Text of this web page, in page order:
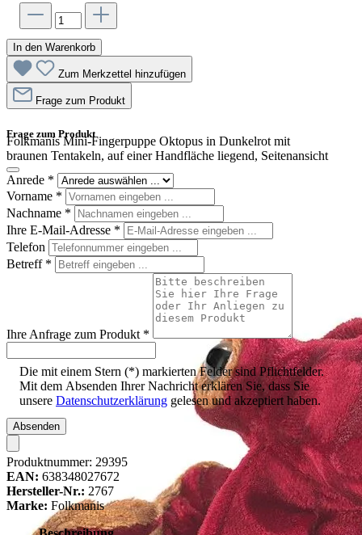
Folkmanis Mini-Fingerpuppe Oktopus in Dunkelrot mit
braunen Tentakeln, auf einer Handfläche liegend, Seitenansicht
In den Warenkorb
Zum Merkzettel hinzufügen
Frage zum Produkt
Frage zum Produkt
Anrede *
Vorname *
Nachname *
Ihre E-Mail-Adresse *
Telefon
Betreff *
Ihre Anfrage zum Produkt *
Die mit einem Stern (*) markierten Felder sind Pflichtfelder.
Mit dem Absenden Ihrer Nachricht erklären Sie, dass Sie
unsere Datenschutzerklärung gelesen und akzeptiert haben.
Absenden
Produktnummer: 29395
EAN: 638348027672
Hersteller-Nr.: 2767
Marke: Folkmanis